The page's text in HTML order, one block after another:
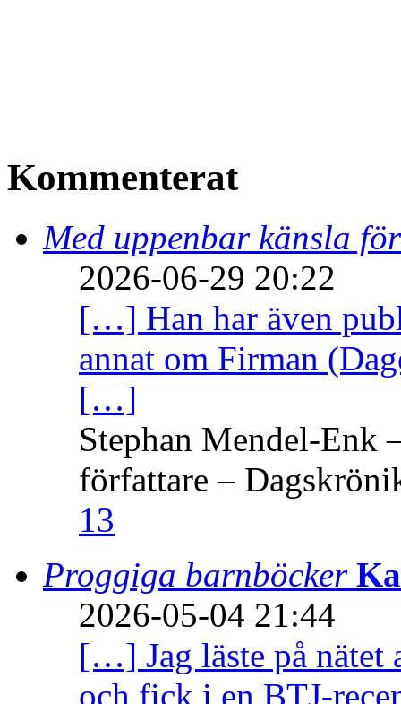
Kommenterat
Med uppenbar känsla
2026-06-29 20:22
[…] Han har även
annat om Firman
[…]
Stephan Mendel-Enk
författare –
13
Proggiga barnböcker
2026-05-04 21:44
[…] Jag läste på nätet
och fick i en BTJ-